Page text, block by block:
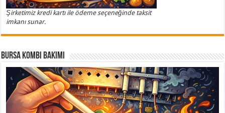
Şirketimiz kredi kartı ile ödeme seçeneğinde taksit
imkanı sunar.
Bursa Kombi Bakımı